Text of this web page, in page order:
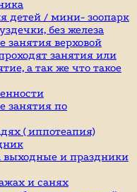
детей / мини- зоопарк
без железа
верховой
занятия или
а так же что такое
занятия по
( иппотеапия)
и праздники
и санях